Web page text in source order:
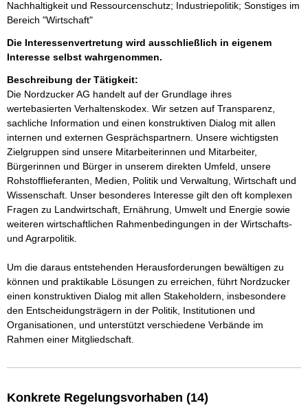
Nachhaltigkeit und Ressourcenschutz; Industriepolitik; Sonstiges im
Bereich "Wirtschaft"
Die Interessenvertretung wird ausschließlich in eigenem
Interesse selbst wahrgenommen.
Beschreibung der Tätigkeit:
Die Nordzucker AG handelt auf der Grundlage ihres
wertebasierten Verhaltenskodex. Wir setzen auf Transparenz,
sachliche Information und einen konstruktiven Dialog mit allen
internen und externen Gesprächspartnern. Unsere wichtigsten
Zielgruppen sind unsere Mitarbeiterinnen und Mitarbeiter,
Bürgerinnen und Bürger in unserem direkten Umfeld, unsere
Rohstofflieferanten, Medien, Politik und Verwaltung, Wirtschaft und
Wissenschaft. Unser besonderes Interesse gilt den oft komplexen
Fragen zu Landwirtschaft, Ernährung, Umwelt und Energie sowie
weiteren wirtschaftlichen Rahmenbedingungen in der Wirtschafts-
und Agrarpolitik.
Um die daraus entstehenden Herausforderungen bewältigen zu
können und praktikable Lösungen zu erreichen, führt Nordzucker
einen konstruktiven Dialog mit allen Stakeholdern, insbesondere
den Entscheidungsträgern in der Politik, Institutionen und
Organisationen, und unterstützt verschiedene Verbände im
Rahmen einer Mitgliedschaft.
Konkrete Regelungsvorhaben (14)